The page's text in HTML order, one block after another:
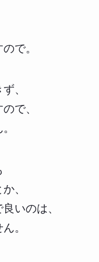
で。
、
で、
、
いのは、
。